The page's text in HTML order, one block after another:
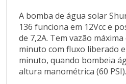
Vide abaixo a Tabela 1 com
bomba, de acordo com a
painéis fotovoltaicos.
Tabela 1 - Vazão
A bomba de água solar
136 funciona em 12Vcc e
de 7,2A. Tem vazão
minuto com fluxo liberado
minuto, quando bombeia
altura manométrica (60 PSI).